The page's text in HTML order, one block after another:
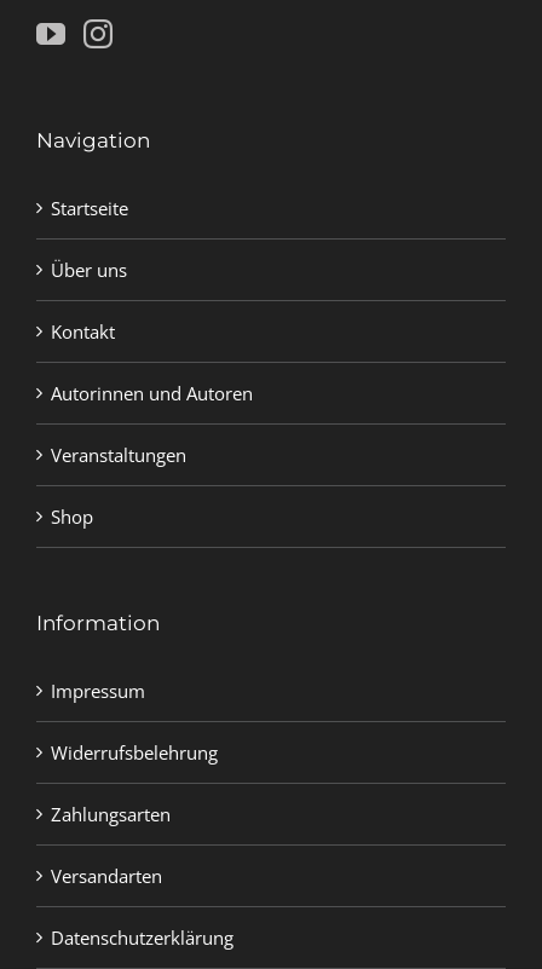
Navigation
Startseite
Über uns
Kontakt
Autorinnen und Autoren
Veranstaltungen
Shop
Information
Impressum
Widerrufsbelehrung
Zahlungsarten
Versandarten
Datenschutzerklärung